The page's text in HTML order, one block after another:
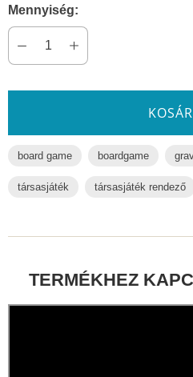
Mennyiség:
board game boardgame
társasjáték társasjáték rendező
TERMÉKHEZ